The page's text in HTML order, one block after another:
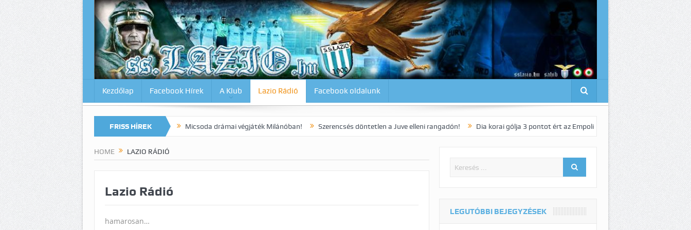
Kezdőlap Facebook Hírek A Klub Lazio Rádió Facebook oldalunk
FRISS HÍREK
magunkat az Inter ellen? Lazio-Lecce 0:1 Micsoda drámai végjáték Milánóban! Szerencsés döntetlen a Juve elleni rangadón! Dia korai gólja 3 pontot ért az Empoli vendégeként! Pedro elnyűhetetlen!:-)
HOME LAZIO RÁDIÓ
Lazio Rádió
hamarosan…
LEGUTÓBBI BEJEGYZÉSEK